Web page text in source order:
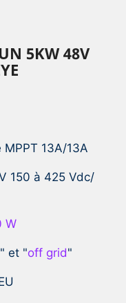
5KW 48V
13A/13A
150 à 425 Vdc/
W
" et "off grid"